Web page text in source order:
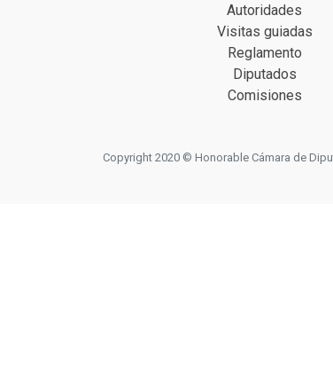
Autoridades
Visitas guiadas
Reglamento
Diputados
Comisiones
Copyright 2020 © Honorable Cámara de